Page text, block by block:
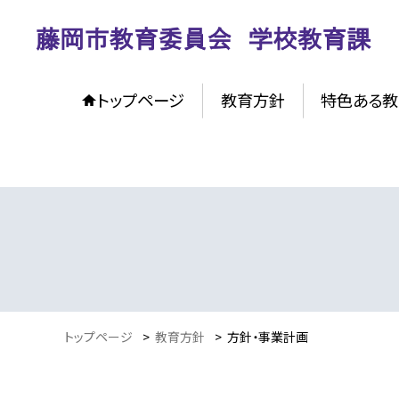
トップページ 教育方針 特色ある
トップページ > 教育方針 > 方針・事業計画